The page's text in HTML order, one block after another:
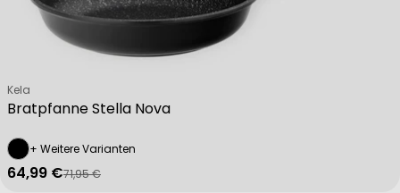
Bratpfanne Stella Nova
Verkäufer:
Kela
+ Weitere Varianten
Verkaufspreis
64,99 €
Regulärer Preis
71,95 €